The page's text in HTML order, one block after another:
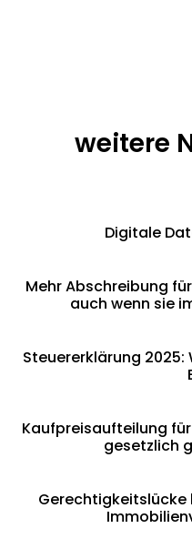
weitere
Digitale
Mehr Abschreibung
auch wenn sie
Steuererklärung
Kaufpreisaufteilung
gesetzlich
Gerechtigkeitslücke